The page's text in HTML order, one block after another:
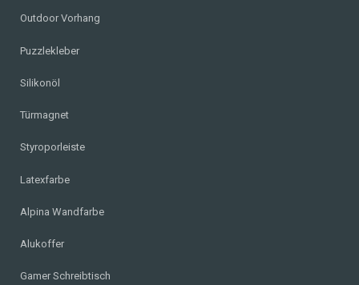
Outdoor Vorhang
Puzzlekleber
Silikonöl
Türmagnet
Styroporleiste
Latexfarbe
Alpina Wandfarbe
Alukoffer
Gamer Schreibtisch